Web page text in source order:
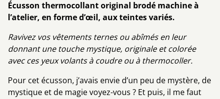
Écusson thermocollant original brodé machine à
l’atelier, en forme d’œil, aux teintes variés.
Ravivez vos vêtements ternes ou abîmés en leur
donnant une touche mystique, originale et colorée
avec ces yeux volants à coudre ou à thermocoller.
Pour cet écusson, j’avais envie d’un peu de mystère, de
mystique et de magie voyez-vous ? Et puis, il me faut